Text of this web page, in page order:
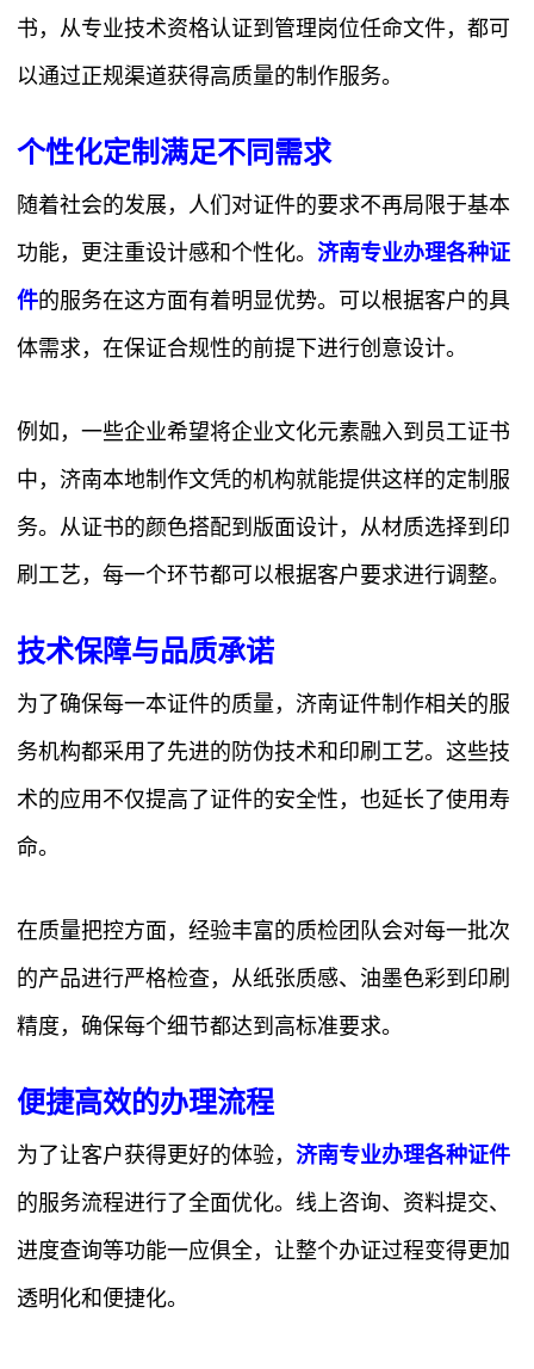
书，从专业技术资格认证到管理岗位任命文件，都可
以通过正规渠道获得高质量的制作服务。
个性化定制满足不同需求
随着社会的发展，人们对证件的要求不再局限于基本
功能，更注重设计感和个性化。 济南专业办理各种证
件的服务在这方面有着明显优势。可以根据客户的具
体需求，在保证合规性的前提下进行创意设计。
例如，一些企业希望将企业文化元素融入到员工证书
中，济南本地制作文凭的机构就能提供这样的定制服
务。从证书的颜色搭配到版面设计，从材质选择到印
刷工艺，每一个环节都可以根据客户要求进行调整。
技术保障与品质承诺
为了确保每一本证件的质量，济南证件制作相关的服
务机构都采用了先进的防伪技术和印刷工艺。这些技
术的应用不仅提高了证件的安全性，也延长了使用寿
命。
在质量把控方面，经验丰富的质检团队会对每一批次
的产品进行严格检查，从纸张质感、油墨色彩到印刷
精度，确保每个细节都达到高标准要求。
便捷高效的办理流程
为了让客户获得更好的体验， 济南专业办理各种证件
的服务流程进行了全面优化。线上咨询、资料提交、
进度查询等功能一应俱全，让整个办证过程变得更加
透明化和便捷化。